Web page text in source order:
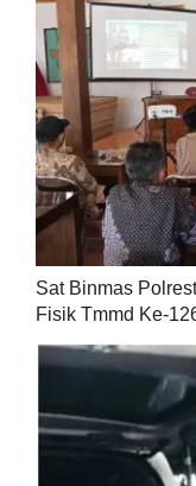
Sat Binmas
Fisik Tmmd Ke-